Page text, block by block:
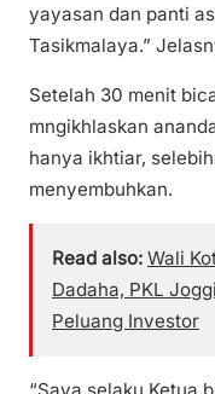
yayasan dan panti
Tasikmalaya.”
Setelah 30 menit
mngikhlaskan
hanya ikhtiar,
menyembuhkan.
Read also: Wali
Dadaha, PKL
Peluang Investor